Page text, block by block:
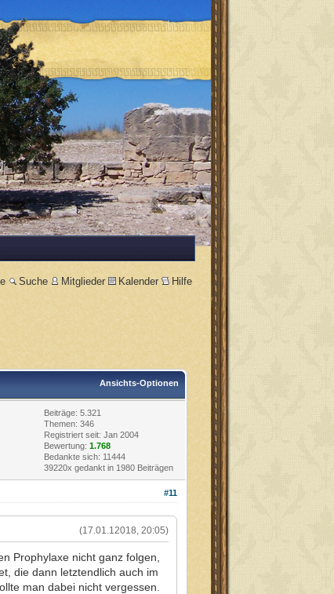
Suche Mitglieder Kalender Hilfe
Ansichts-Optionen
Beiträge: 5.321
Themen: 346
Registriert seit: Jan 2004
Bewertung: 1.768
Bedankte sich: 11444
39220x gedankt in 1980 Beiträgen
#11
(17.01.12018, 20:05)
Prophylaxe nicht ganz folgen,
die dann letztendlich auch im
man dabei nicht vergessen.